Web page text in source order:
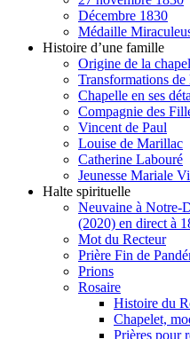
Décembre 1830
Médaille
Histoire d’une famille
Origine de la
Transformations de
Chapelle en ses
Compagnie des
Vincent de Paul
Louise de Marillac
Catherine Labouré
Jeunesse Mariale
Halte spirituelle
Neuvaine à Notre-
(2020) en direct à
Mot du Recteur
Prière Fin de
Prions
Rosaire
Histoire du
Chapelet,
Prières pour